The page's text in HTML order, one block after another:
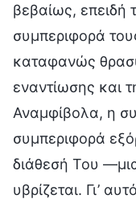
βεβαίως, επειδή
συμπεριφορά
καταφανώς
εναντίωσης και
Αναμφίβολα, η
συμπεριφορά
διάθεσή Του
υβρίζεται. Γι’